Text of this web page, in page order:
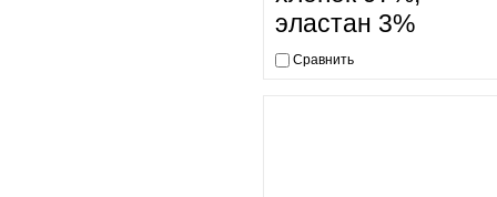
эластан 3%
Сравнить